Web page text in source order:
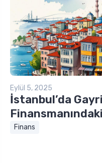
Eylül 5, 2025
İstanbul’da
Finans